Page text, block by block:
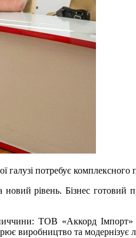
потребує комплексного
рівень. Бізнес готовий
ТОВ «Аккорд Імпорт»
та модернізує